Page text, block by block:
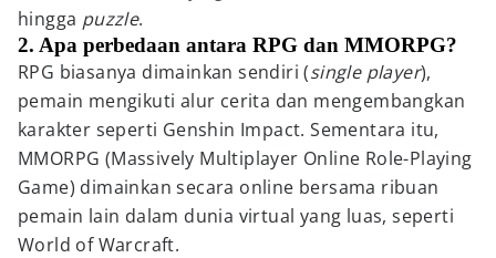
hingga puzzle.
2. Apa perbedaan antara RPG dan MMORPG?
RPG biasanya dimainkan sendiri (single player),
pemain mengikuti alur cerita dan mengembangkan
karakter seperti Genshin Impact. Sementara itu,
MMORPG (Massively Multiplayer Online Role-Playing
Game) dimainkan secara online bersama ribuan
pemain lain dalam dunia virtual yang luas, seperti
World of Warcraft.